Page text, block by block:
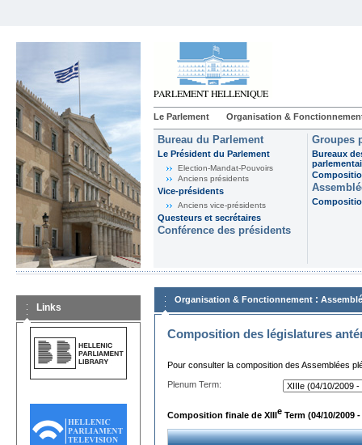
Le Parlement Organisation &
Bureau du Parlement
Le Président du Parlement
Election-Mandat-Pouvoirs
Anciens présidents
Vice-présidents
Anciens vice-présidents
Questeurs et secrétaires
Conférence des présidents
Groupes
Bureaux
Links
Organisation & Fonctionnement :
Composition des législatures
Pour consulter la composition des Assemblées
Plenum Term:
Composition finale de XIIIe Term (04/10/2009 -